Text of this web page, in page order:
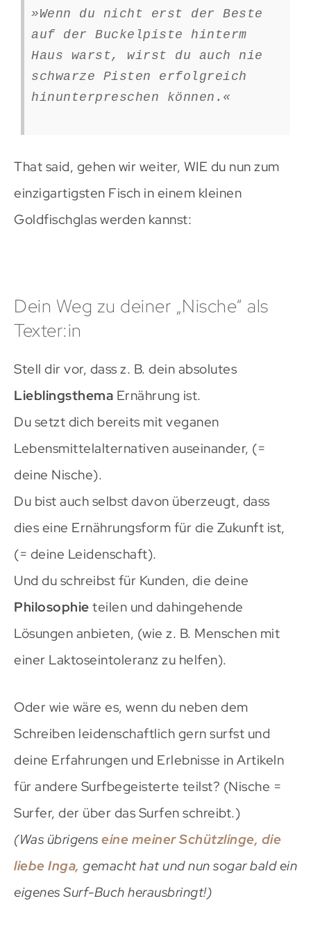
»Wenn du nicht erst der Beste
auf der Buckelpiste hinterm
Haus warst, wirst du auch nie
schwarze Pisten erfolgreich
hinunterpreschen können.«
That said, gehen wir weiter, WIE du nun zum
einzigartigsten Fisch in einem kleinen
Goldfischglas werden kannst:
Dein Weg zu deiner „Nische“ als
Texter:in
Stell dir vor, dass z. B. dein absolutes
Lieblingsthema Ernährung ist.
Du setzt dich bereits mit veganen
Lebensmittelalternativen auseinander, (=
deine Nische).
Du bist auch selbst davon überzeugt, dass
dies eine Ernährungsform für die Zukunft ist,
(= deine Leidenschaft).
Und du schreibst für Kunden, die deine
Philosophie teilen und dahingehende
Lösungen anbieten, (wie z. B. Menschen mit
einer Laktoseintoleranz zu helfen).
Oder wie wäre es, wenn du neben dem
Schreiben leidenschaftlich gern surfst und
deine Erfahrungen und Erlebnisse in Artikeln
für andere Surfbegeisterte teilst? (Nische =
Surfer, der über das Surfen schreibt.)
(Was übrigens eine meiner Schützlinge, die
liebe Inga, gemacht hat und nun sogar bald ein
eigenes Surf-Buch herausbringt!)